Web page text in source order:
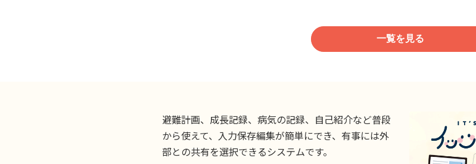
一覧を見る
避難計画、成長記録、病気の記録、自己紹介など普段
から使えて、入力保存編集が簡単にでき、有事には外
部との共有を選択できるシステムです。